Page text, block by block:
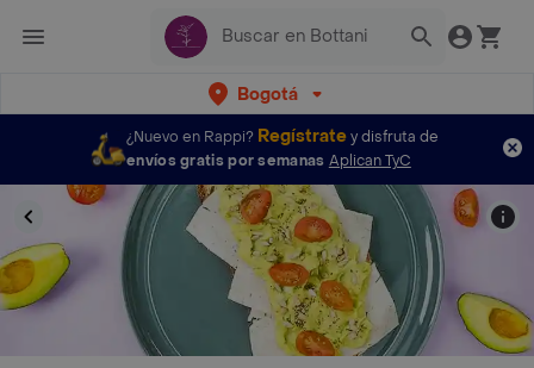
Bogotá
¿Nuevo en Rappi? Regístratey disfruta de
envíos gratis por semanas Aplican TyC